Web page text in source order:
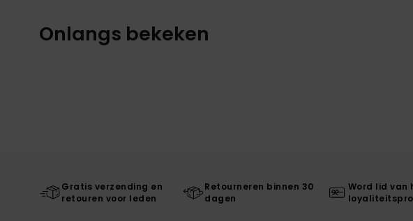
Onlangs bekeken
Gratis verzending en
retouren voor leden
Retourneren binnen 30
dagen
Word lid van